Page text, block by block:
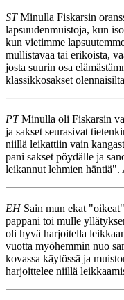
STMinulla Fiskarsin
lapsuudenmuistoja, kun
kun vietimme
mullistavaa tai erikoista,
josta suurin osa
klassikkosakset
PTMinulla oli Fiskarsin
ja sakset seurasivat
niillä leikattiin vain
pani sakset pöydälle ja
leikannut lehmien häntiä".
EHSain mun ekat
pappani toi mulle
oli hyvä harjoitella
vuotta myöhemmin nuo
kovassa käytössä ja
harjoittelee niillä